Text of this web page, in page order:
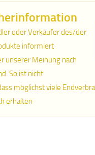
oder Verkäufer des/der
informiert
unserer Meinung nach
So ist nicht
möglichst viele
erhalten